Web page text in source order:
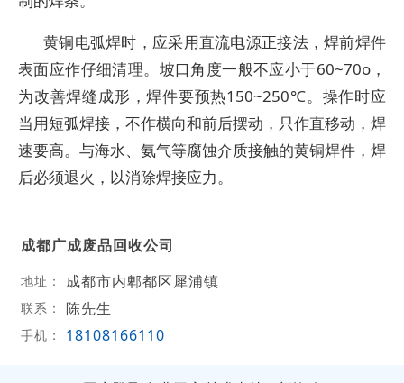
黄铜电弧焊时，应采用直流电源正接法，焊前焊件
表面应作仔细清理。坡口角度一般不应小于60~70o，
为改善焊缝成形，焊件要预热150~250℃。操作时应
当用短弧焊接，不作横向和前后摆动，只作直移动，焊
速要高。与海水、氨气等腐蚀介质接触的黄铜焊件，焊
后必须退火，以消除焊接应力。
成都广成废品回收公司
地址： 成都市内郫都区犀浦镇
联系： 陈先生
手机： 18108166110